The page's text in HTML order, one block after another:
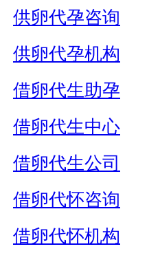
供卵代孕咨询
供卵代孕机构
借卵代生助孕
借卵代生中心
借卵代生公司
借卵代怀咨询
借卵代怀机构